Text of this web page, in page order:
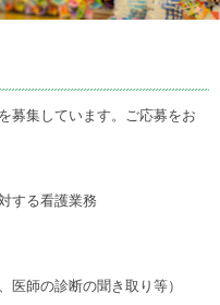
募集しています。ご応募をお
する看護業務
医師の診断の聞き取り等）